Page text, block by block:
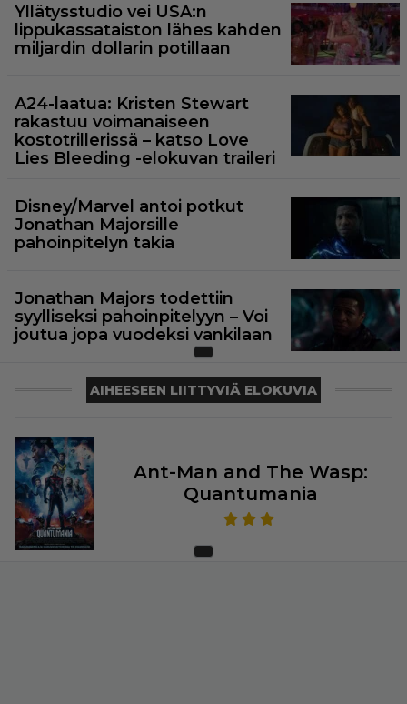
Yllätysstudio vei USA:n
lippukassataiston lähes kahden
miljardin dollarin potillaan
A24-laatua: Kristen Stewart
rakastuu voimanaiseen
kostotrillerissä – katso Love
Lies Bleeding -elokuvan traileri
Disney/Marvel antoi potkut
Jonathan Majorsille
pahoinpitelyn takia
Jonathan Majors todettiin
syylliseksi pahoinpitelyyn – Voi
joutua jopa vuodeksi vankilaan
AIHEESEEN LIITTYVIÄ ELOKUVIA
Ant-Man and The Wasp:
Quantumania